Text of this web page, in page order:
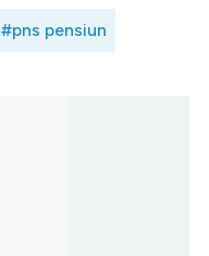
#pns pensiun